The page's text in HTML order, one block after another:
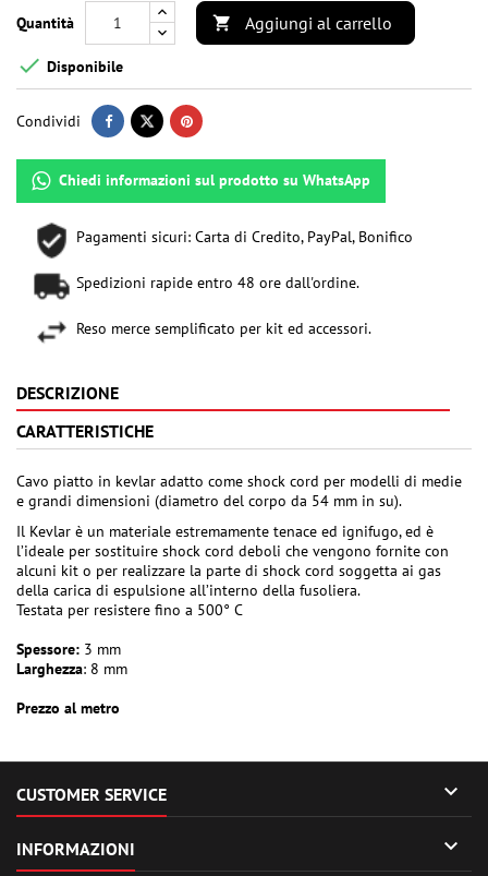
Quantità  Aggiungi al carrello
 Disponibile
Condividi
Chiedi informazioni sul prodotto su WhatsApp
Pagamenti sicuri: Carta di Credito, PayPal, Bonifico
Spedizioni rapide entro 48 ore dall'ordine.
Reso merce semplificato per kit ed accessori.
DESCRIZIONE
CARATTERISTICHE
Cavo piatto in kevlar adatto come shock cord per modelli di medie
e grandi dimensioni (diametro del corpo da 54 mm in su).
Il Kevlar è un materiale estremamente tenace ed ignifugo, ed è
l’ideale per sostituire shock cord deboli che vengono fornite con
alcuni kit o per realizzare la parte di shock cord soggetta ai gas
della carica di espulsione all’interno della fusoliera.
Testata per resistere fino a 500° C
Spessore: 3 mm
Larghezza: 8 mm
Prezzo al metro
CUSTOMER SERVICE 
INFORMAZIONI 